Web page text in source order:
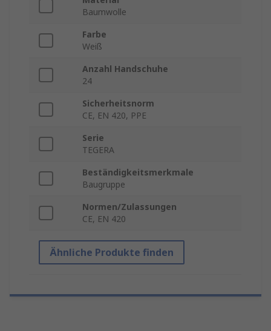
Baumwolle
Farbe
Weiß
Anzahl Handschuhe
24
Sicherheitsnorm
CE, EN 420, PPE
Serie
TEGERA
Beständigkeitsmerkmale
Baugruppe
Normen/Zulassungen
CE, EN 420
Ähnliche Produkte finden